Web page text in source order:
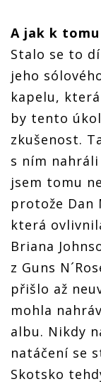
A jak k tomu
Stalo se to
jeho
kapelu,
by tento
zkušenost.
s ním
jsem tomu
protože Dan
která
Briana
z Guns
přišlo až
mohla
albu. Nikdy
natáčení se
Skotsko